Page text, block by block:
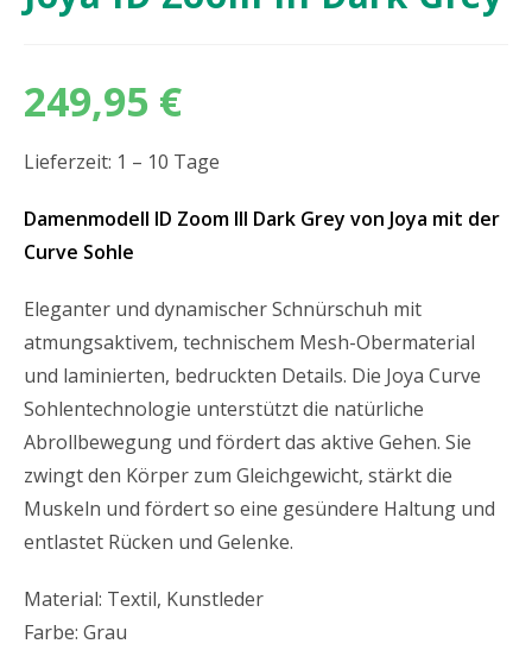
249,95 €
Lieferzeit: 1 – 10 Tage
Damenmodell ID Zoom III Dark Grey von Joya mit der
Curve Sohle
Eleganter und dynamischer Schnürschuh mit
atmungsaktivem, technischem Mesh-Obermaterial
und laminierten, bedruckten Details. Die Joya Curve
Sohlentechnologie unterstützt die natürliche
Abrollbewegung und fördert das aktive Gehen. Sie
zwingt den Körper zum Gleichgewicht, stärkt die
Muskeln und fördert so eine gesündere Haltung und
entlastet Rücken und Gelenke.
Material: Textil, Kunstleder
Farbe: Grau